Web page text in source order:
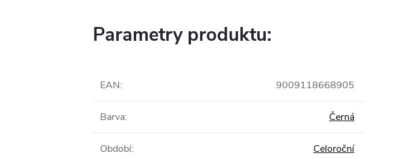
Parametry produktu:
EAN: 9009118668905
Barva: Černá
Období: Celoroční